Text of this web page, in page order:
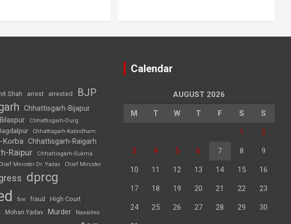
Shah arrest arrested BJP
Chhattisgarh-Bijapur
Chhattisgarh-Durg
Chhattisgarh-Kabirdham
Korba Chhattisgarh-Raigarh
Raipur
Chhattisgarh-Sukma
Minister Dr. Yadav Chief Minister
dprcg
fire fraud High Court
Mohan Yadav Murder Naxalites
Calendar
AUGUST 2026
M T W T F S S
1 2
3 4 5 6 7 8 9
10 11 12 13 14 15 16
17 18 19 20 21 22 23
24 25 26 27 28 29 30